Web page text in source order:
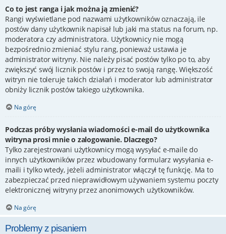
Co to jest ranga i jak można ją zmienić?
Rangi wyświetlane pod nazwami użytkowników oznaczają, ile
postów dany użytkownik napisał lub jaki ma status na forum, np.
moderatora czy administratora. Użytkownicy nie mogą
bezpośrednio zmieniać stylu rang, ponieważ ustawia je
administrator witryny. Nie należy pisać postów tylko po to, aby
zwiększyć swój licznik postów i przez to swoją rangę. Większość
witryn nie toleruje takich działań i moderator lub administrator
obniży licznik postów takiego użytkownika.
Na górę
Podczas próby wysłania wiadomości e-mail do użytkownika
witryna prosi mnie o zalogowanie. Dlaczego?
Tylko zarejestrowani użytkownicy mogą wysyłać e-maile do
innych użytkowników przez wbudowany formularz wysyłania e-
maili i tylko wtedy, jeżeli administrator włączył tę funkcję. Ma to
zabezpieczać przed nieprawidłowym używaniem systemu poczty
elektronicznej witryny przez anonimowych użytkowników.
Na górę
Problemy z pisaniem